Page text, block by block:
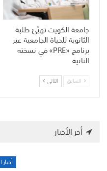
جامعة الكويت تهيّئ طلبة
الثانوية للحياة الجامعية عبر
برنامج «PRE» في نسخته
الثانية
السابق التالي
أخر الأخبار